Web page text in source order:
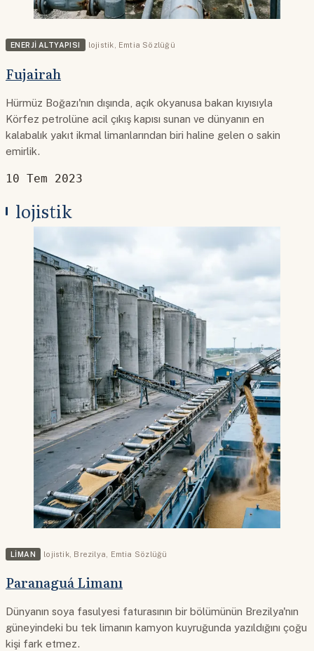
ENERJI ALTYAPISI lojistik, Emtia Sözlüğü
Fujairah
Hürmüz Boğazı'nın dışında, açık okyanusa bakan kıyısıyla
Körfez petrolüne acil çıkış kapısı sunan ve dünyanın en
kalabalık yakıt ikmal limanlarından biri haline gelen o sakin
emirlik.
10 Tem 2023
lojistik
LIMAN lojistik, Brezilya Emtia Sözlüğü
Paranaguá Limanı
Dünyanın soya fasulyesi faturasının bir bölümünün Brezilya'nın
güneyindeki bu tek limanın kamyon kuyruğunda yazıldığını çoğu
kişi fark etmez.